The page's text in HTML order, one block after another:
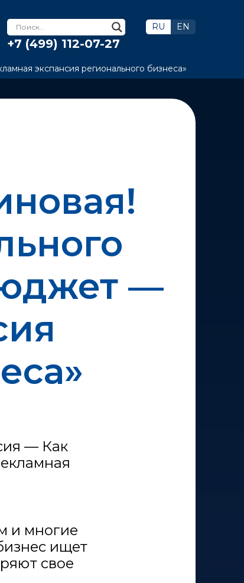
+7 (499) 112-07-27
RU EN
экспансия регионального бизнеса»
—
— Как
и многие
ищет
свое